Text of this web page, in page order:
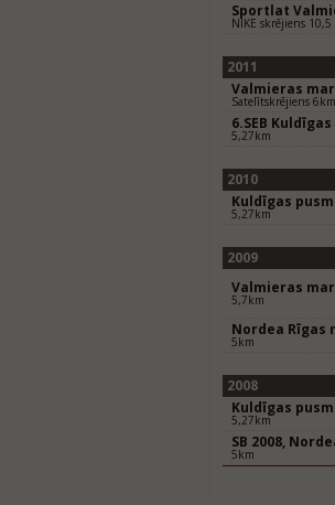
Sportlat
NIKE skrējiens 10,5
2011
Valmieras
Satelītskrējiens 6km
6.SEB
5,27km
2010
Kuldīgas
5,27km
2009
Valmieras
5,7km
Nordea Rīgas
5km
2008
Kuldīgas
5,27km
SB 2008,
5km